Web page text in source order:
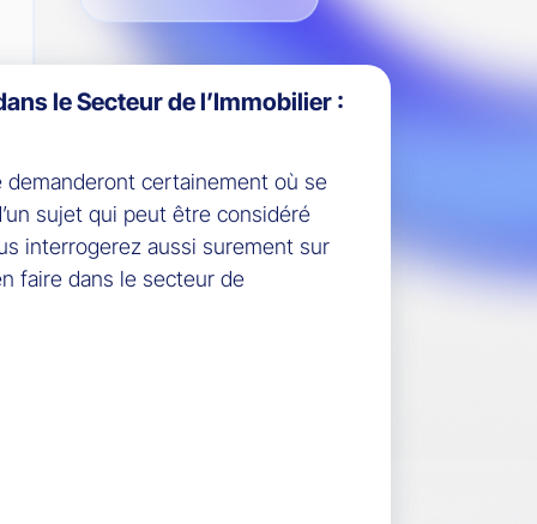
le Secteur de l’Immobilier :
demanderont certainement où se
sujet qui peut être considéré
interrogerez aussi surement sur
faire dans le secteur de